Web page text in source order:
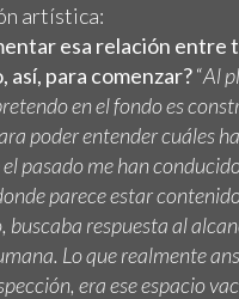
artística:
esa relación entre
así, para comenzar?“Al
en el fondo es
poder entender cuáles
el pasado me han
parece estar
buscaba respuesta al
Lo que realmente
era ese espacio